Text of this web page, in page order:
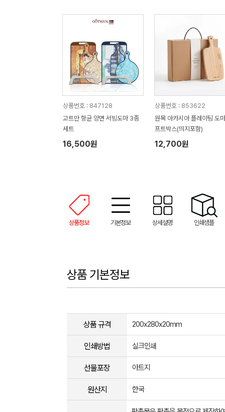
상품번호 : 847128
고트만 항균 양면 서빙도마 3종
세트
16,500원
상품번호 : 853622
원목 아카시아 플레이팅 도
프트박스(띄지포함)
12,700원
상품정보 기본정보 상세설명 인쇄샘플
상품 기본정보
상품 규격 200x280x20mm
인쇄방법 실크인쇄
선물포장 아트지
원산지 한국